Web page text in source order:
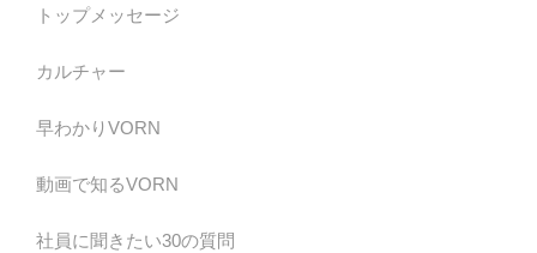
トップメッセージ
カルチャー
早わかりVORN
動画で知るVORN
社員に聞きたい30の質問